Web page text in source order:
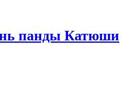
панды Катюши